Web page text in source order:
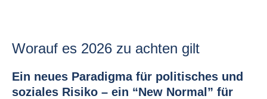
Worauf es 2026 zu achten gilt
Ein neues Paradigma für politisches und
soziales Risiko – ein “New Normal” für